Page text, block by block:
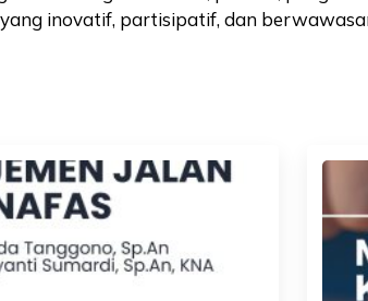
inovatif, partisipatif, dan